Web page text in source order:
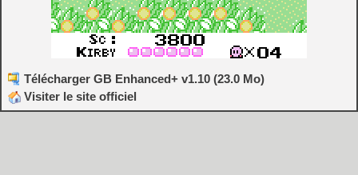
Télécharger GB Enhanced+ v1.10 (23.0 Mo)
Visiter le site officiel